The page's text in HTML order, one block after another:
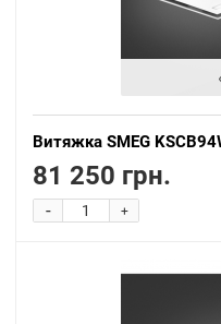
Витяжка SMEG
81 250 грн.
+
-